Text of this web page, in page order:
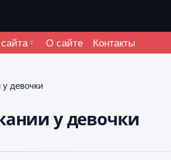
О сайте Контакты
девочки
у девочки